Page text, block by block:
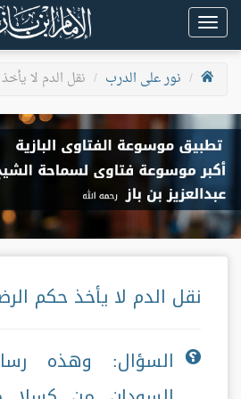
Toggle
navigation
نور على الدرب
نقل الدم لا
نقل الدم لا يأخذ حكم
السؤال: وهذه